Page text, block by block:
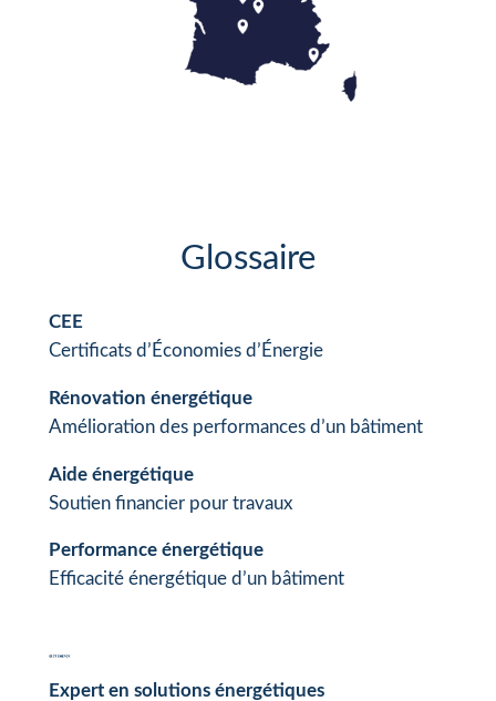
Glossaire
CEE
Certificats d’Économies d’Énergie
Rénovation énergétique
Amélioration des performances d’un bâtiment
Aide énergétique
Soutien financier pour travaux
Performance énergétique
Efficacité énergétique d’un bâtiment
Expert en solutions énergétiques